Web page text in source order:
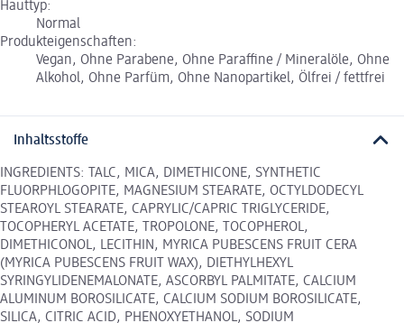
Hauttyp:
Normal
Produkteigenschaften:
Vegan, Ohne Parabene, Ohne Paraffine / Mineralöle, Ohne
Alkohol, Ohne Parfüm, Ohne Nanopartikel, Ölfrei / fettfrei
Inhaltsstoffe
INGREDIENTS: TALC, MICA, DIMETHICONE, SYNTHETIC
FLUORPHLOGOPITE, MAGNESIUM STEARATE, OCTYLDODECYL
STEAROYL STEARATE, CAPRYLIC/CAPRIC TRIGLYCERIDE,
TOCOPHERYL ACETATE, TROPOLONE, TOCOPHEROL,
DIMETHICONOL, LECITHIN, MYRICA PUBESCENS FRUIT CERA
(MYRICA PUBESCENS FRUIT WAX), DIETHYLHEXYL
SYRINGYLIDENEMALONATE, ASCORBYL PALMITATE, CALCIUM
ALUMINUM BOROSILICATE, CALCIUM SODIUM BOROSILICATE,
SILICA, CITRIC ACID, PHENOXYETHANOL, SODIUM